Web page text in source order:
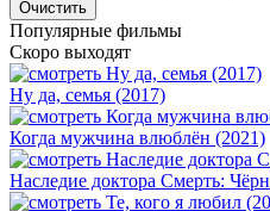
Популярные фильмы
Скоро выходят
Ну да, семья (2017)
Когда мужчина влюблён (2021)
Наследие доктора Смерть: